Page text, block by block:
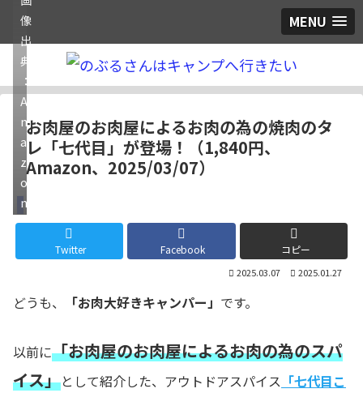
MENU
お肉屋のお肉屋によるお肉の為の焼肉のタ
レ「七代目」が登場！（1,840円、
Amazon、2025/03/07）
酒・料理
像
出
典
：
A
m
a
z
o
n
Twitter Facebook コピー
2025.03.07 2025.01.27
どうも、 「お肉大好きキャンパー」 です。
以前に「お肉屋のお肉屋によるお肉の為のスパ
イス」として紹介した、アウトドアスパイス 「七代目こ